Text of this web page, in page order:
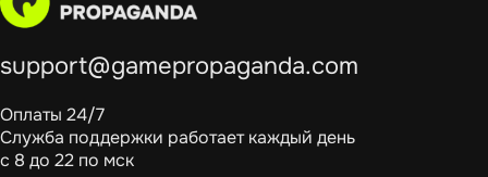
support@gamepropaganda.com
Оплаты 24/7
Служба поддержки работает каждый день
с 8 до 22 по мск